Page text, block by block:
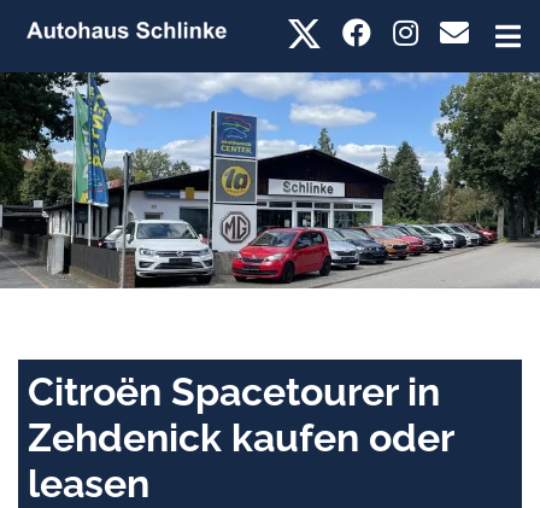
Citroën Spacetourer in
Zehdenick kaufen oder
leasen